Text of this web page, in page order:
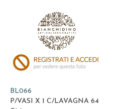
BL066
P/VASI X 1 C/LAVAGNA 64